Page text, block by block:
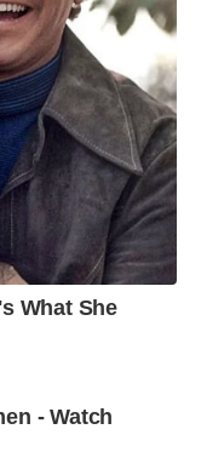
What She
- Watch